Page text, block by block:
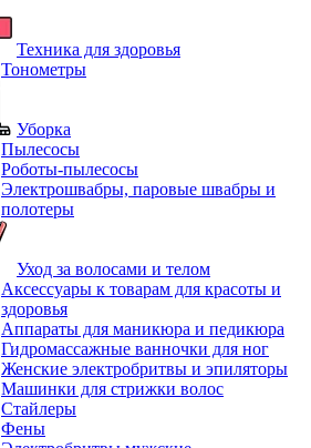
Техника для здоровья
Тонометры
Уборка
Пылесосы
Роботы-пылесосы
Электрошвабры, паровые швабры и
полотеры
Уход за волосами и телом
Аксессуары к товарам для красоты и
здоровья
Аппараты для маникюра и педикюра
Гидромассажные ванночки для ног
Женские электробритвы и эпиляторы
Машинки для стрижки волос
Стайлеры
Фены